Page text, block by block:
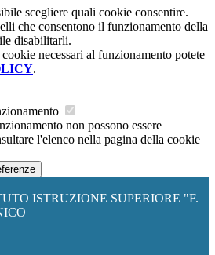
scegliere quali cookie consentire.
che consentono il funzionamento della
disabilitarli.
necessari al funzionamento potete
.
non possono essere
l'elenco nella pagina della cookie
ISTRUZIONE SUPERIORE "F.